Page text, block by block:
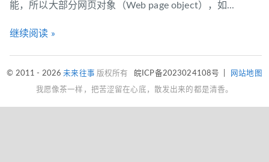
能，所以大部分网页对象（Web page object），如...
继续阅读 »
© 2011 - 2026未来往事 版权所有 皖ICP备2023024108号 网站地图
我愿像茶一样，把苦涩留在心底，散发出来的都是清香。